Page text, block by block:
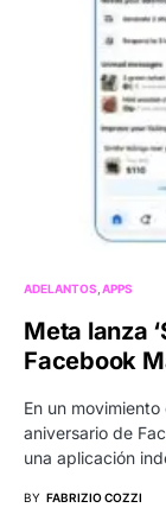
ADELANTOS APPS
Meta lanza
Facebook
En un
aniversario de
una aplicación
BY FABRIZIO COZZI